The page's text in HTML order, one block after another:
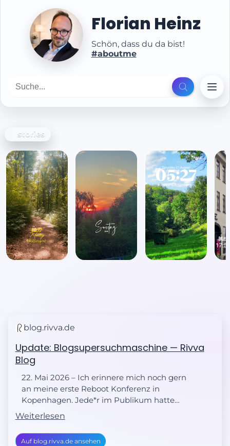
Florian Heinz
Schön, dass du da bist!
#aboutme
stories
blog.rivva.de
Update: Blogsupersuchmaschine — Rivva
Blog
22. Mai 2026 – Ich erinnere mich noch gern
an meine erste Reboot Konferenz in
Kopenhagen. Jede*r im Publikum hatte
drei Tabs offen: Suche #reboot via
technorati.com, flickr.com, del.icio.us.
Weiterlesen
Auf blog.rivva.de ansehen